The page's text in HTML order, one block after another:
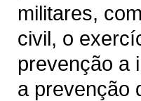
militares,
civil, o
prevenção a
a prevenção